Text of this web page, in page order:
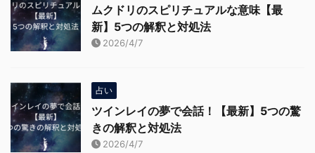
ムクドリのスピリチュアルな意味【最
新】5つの解釈と対処法
2026/4/7
占い
ツインレイの夢で会話！【最新】5つの驚
きの解釈と対処法
2026/4/7